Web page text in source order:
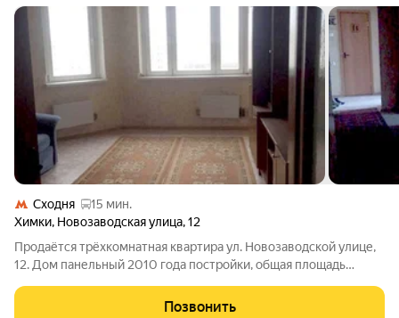
Сходня
15 мин.
Химки, Новозаводская улица,12
Продаётся трёхкомнатная квартира ул. Новозаводской улице,
12. Дом панельный 2010 года постройки, общая площадь
Позвонить